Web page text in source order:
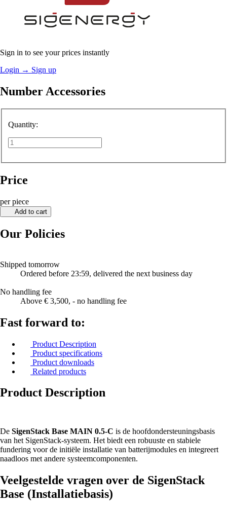
Sign in to see your prices instantly
Login → Sign up
Number Accessories
Quantity:
Price
per piece
Add to cart
Our Policies
Shipped tomorrow
Ordered before 23:59, delivered the next business day
No handling fee
Above € 3,500, - no handling fee
Fast forward to:
Product Description
Product specifications
Product downloads
Related products
Product Description
De SigenStack Base MAIN 0.5-C is de hoofdondersteuningsbasis
van het SigenStack-systeem. Het biedt een robuuste en stabiele
fundering voor de initiële installatie van batterijmodules en integreert
naadloos met andere systeemcomponenten.
Veelgestelde vragen over de SigenStack
Base (Installatiebasis)